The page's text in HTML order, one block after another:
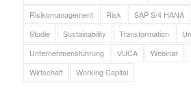
Risikomanagement
Risk SAP S/4 HANA
Studie
Sustainability Transformation
Unternehmensführung
VUCA Webinar
Wirtschaft
Working Capital